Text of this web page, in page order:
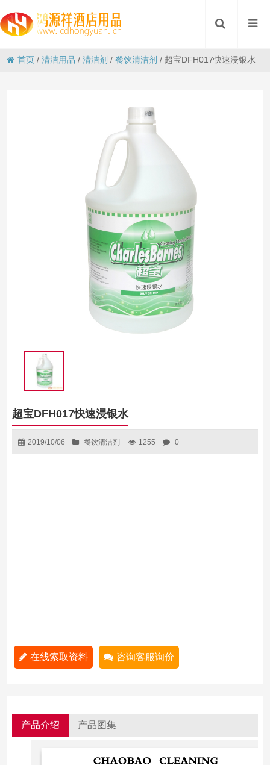
首页 /清洁用品 /清洁剂 /餐饮清洁剂 / 超宝DFH017快速浸银水
超宝DFH017快速浸银水
2019/10/06 餐饮清洁剂 1255 0
在线索取资料 咨询客服询价
产品介绍 产品图集